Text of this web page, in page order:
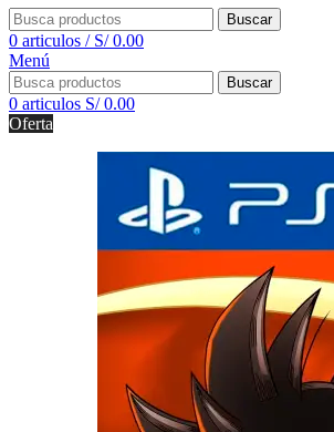
Buscar
0 articulos / S/0.00
Menú
Buscar
0 articulos S/0.00
Oferta